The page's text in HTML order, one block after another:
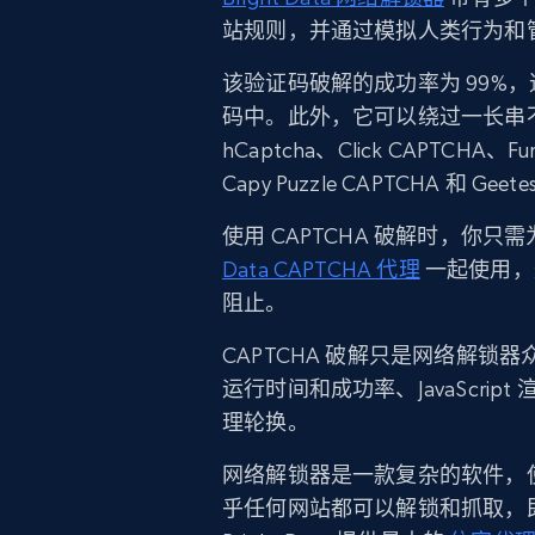
站规则，并通过模拟人类行为
该验证码破解的成功率为 99%
码中。此外，它可以绕过一长串
hCaptcha、Click CAPTCHA、
Capy Puzzle CAPTCHA 和
使用 CAPTCHA 破解时，你只
Data CAPTCHA 代理 一起使用
阻止。
CAPTCHA 破解只是网络解锁
运行时间和成功率、JavaScript
理轮换。
网络解锁器是一款复杂的软件
乎任何网站都可以解锁和抓取